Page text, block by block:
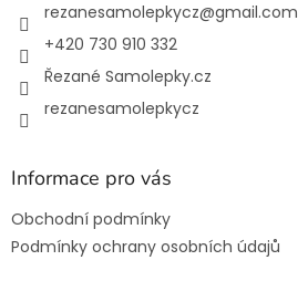
rezanesamolepkycz@gmail.com
+420 730 910 332
Řezané Samolepky.cz
rezanesamolepkycz
Informace pro vás
Obchodní podmínky
Podmínky ochrany osobních údajů